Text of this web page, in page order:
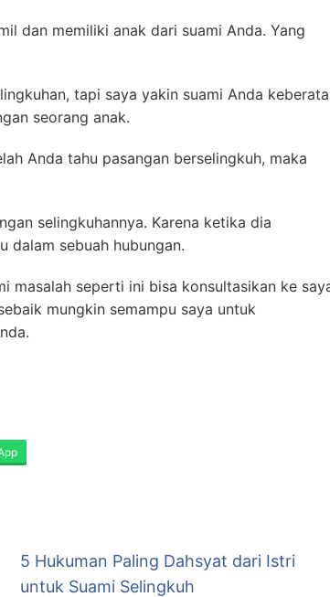
dan memiliki anak dari suami Anda. Yang
tapi saya yakin suami Anda
seorang anak.
Anda tahu pasangan berselingkuh, maka
selingkuhannya. Karena ketika dia
dalam sebuah hubungan.
masalah seperti ini bisa konsultasikan ke
mungkin semampu saya untuk
5 Hukuman Paling Dahsyat dari Istri
untuk Suami Selingkuh